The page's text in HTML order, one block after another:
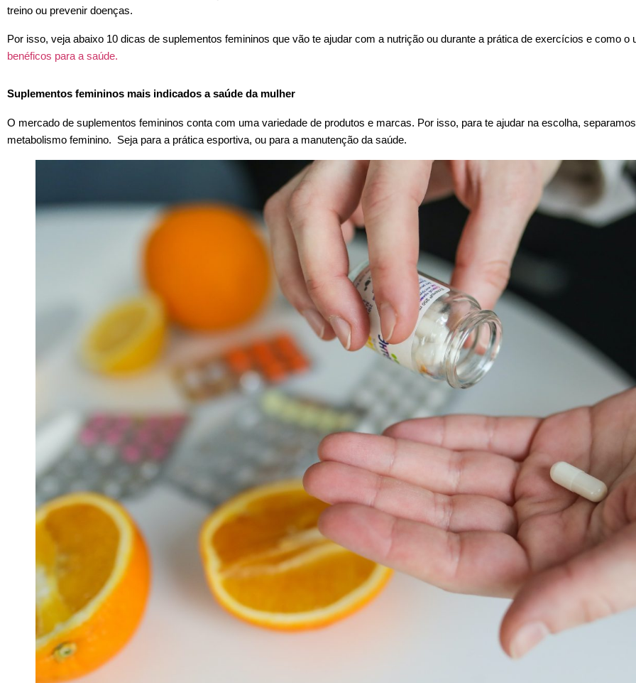
treino ou prevenir doenças.
Por isso, veja abaixo 10 dicas de suplementos femininos que vão te ajudar com a nutrição ou durante a prática de exercícios e como
benéficos para a saúde.
Suplementos femininos mais indicados a saúde da mulher
O mercado de suplementos femininos conta com uma variedade de produtos e marcas. Por isso, para te ajudar na escolha,
metabolismo feminino. Seja para a prática esportiva, ou para a manutenção da saúde.